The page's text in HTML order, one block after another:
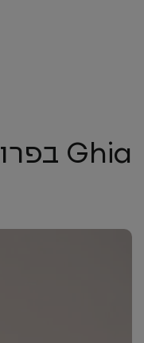
Ghia בפרויקטים השונים